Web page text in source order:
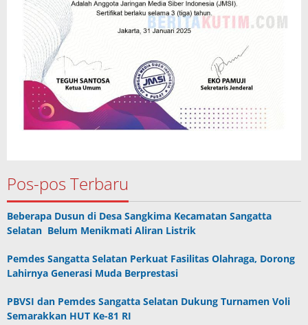
Pos-pos Terbaru
Beberapa Dusun di Desa Sangkima Kecamatan Sangatta
Selatan Belum Menikmati Aliran Listrik
Pemdes Sangatta Selatan Perkuat Fasilitas Olahraga, Dorong
Lahirnya Generasi Muda Berprestasi
PBVSI dan Pemdes Sangatta Selatan Dukung Turnamen Voli
Semarakkan HUT Ke-81 RI